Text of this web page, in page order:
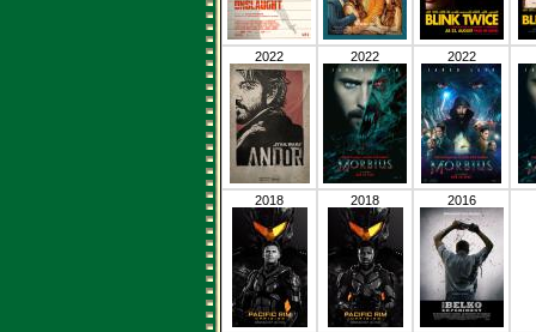
2022 2022 2022
2018 2018 2016